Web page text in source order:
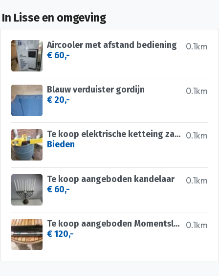
In Lisse en omgeving
0.1km
Aircooler met afstand bediening
€ 60,-
0.1km
Blauw verduister gordijn
€ 20,-
0.1km
Te koop elektrische ketteing zaag
Bieden
0.1km
Te koop aangeboden kandelaar
€ 60,-
0.1km
Te koop aangeboden Momentsleutel
€ 120,-